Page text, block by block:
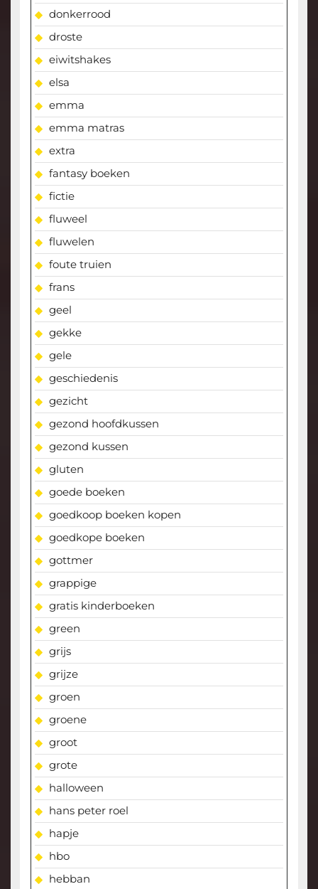
donkerrood
droste
eiwitshakes
elsa
emma
emma matras
extra
fantasy boeken
fictie
fluweel
fluwelen
foute truien
frans
geel
gekke
gele
geschiedenis
gezicht
gezond hoofdkussen
gezond kussen
gluten
goede boeken
goedkoop boeken kopen
goedkope boeken
gottmer
grappige
gratis kinderboeken
green
grijs
grijze
groen
groene
groot
grote
halloween
hans peter roel
hapje
hbo
hebban